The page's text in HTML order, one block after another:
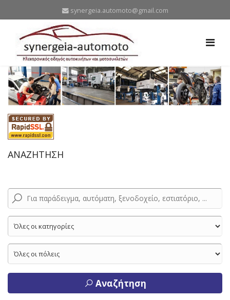
synergeia.automoto@gmail.com
ΑΝΑΖΗΤΗΣΗ
Αναζήτηση